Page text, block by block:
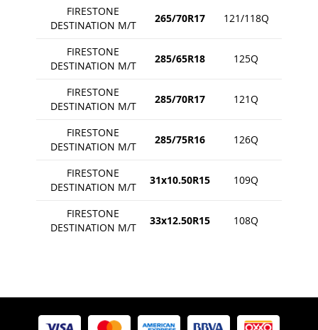
FIRESTONE
DESTINATION M/T
265/70R17 121/118Q
FIRESTONE
DESTINATION M/T
285/65R18 125Q
FIRESTONE
DESTINATION M/T
285/70R17 121Q
FIRESTONE
DESTINATION M/T
285/75R16 126Q
FIRESTONE
DESTINATION M/T
31x10.50R15 109Q
FIRESTONE
DESTINATION M/T
33x12.50R15 108Q